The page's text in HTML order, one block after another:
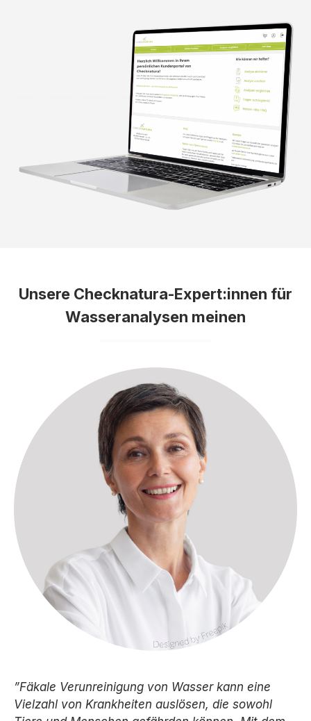
Unsere Checknatura-Expert:innen für
Wasseranalysen meinen
”Fäkale Verunreinigung von Wasser kann eine
Vielzahl von Krankheiten auslösen, die sowohl